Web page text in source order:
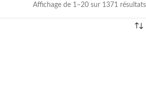
Affichage de 1–20 sur 1371 résultats